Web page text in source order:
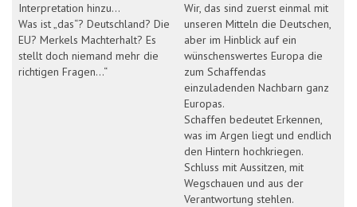
Interpretation hinzu…
Was ist „das“? Deutschland? Die
EU? Merkels Machterhalt? Es
stellt doch niemand mehr die
richtigen Fragen…“
Wir, das sind zuerst einmal mit
unseren Mitteln die Deutschen,
aber im Hinblick auf ein
wünschenswertes Europa die
zum Schaffendas
einzuladenden Nachbarn ganz
Europas.
Schaffen bedeutet Erkennen,
was im Argen liegt und endlich
den Hintern hochkriegen.
Schluss mit Aussitzen, mit
Wegschauen und aus der
Verantwortung stehlen.